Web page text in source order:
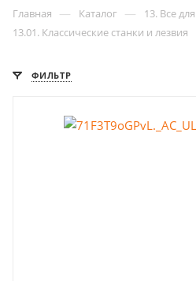
Главная — Каталог — 13. Все
13.01. Классические станки и лезвия
ФИЛЬТР